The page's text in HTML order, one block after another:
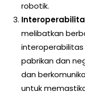
robotik.
melibatkan
interoperabilitas
pabrikan dan
dan
untuk